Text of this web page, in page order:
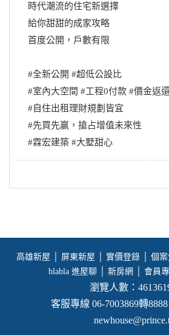
時代潮流的住宅新選擇
給你甜甜的成家攻略
首度公開，戶數有限
#全新公開 #超低公設比
#室內大空間 #工程0付款 #價金返
#自住出租理財規劃皆宜
#先買先贏，搶占增值未來性
#霖宏建築 #大墅甜心
高雄新屋 屏東新屋 實價登錄 個
blabla 進屋聊
新房網 會員
瀏覽人數：
客服專線 06-7003869轉